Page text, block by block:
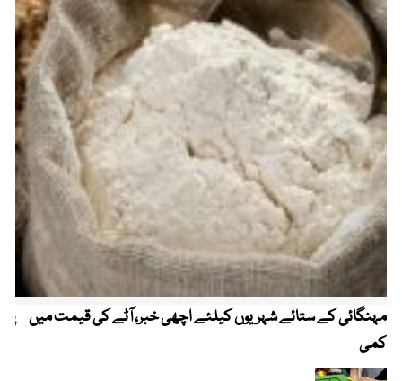
مہنگائی کے ستائے شہریوں کیلئے اچھی خبر، آٹے کی قیمت میں
کمی